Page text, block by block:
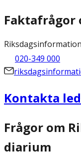
Faktafrågor
Riksdagsinformation
020-349 000
Kontakta
Frågor om
diarium